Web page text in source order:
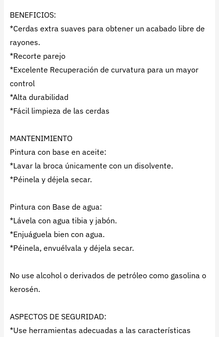
BENEFICIOS:
*Cerdas extra suaves para obtener un acabado libre de
rayones.
*Recorte parejo
*Excelente Recuperación de curvatura para un mayor
control
*Alta durabilidad
*Fácil limpieza de las cerdas
MANTENIMIENTO
Pintura con base en aceite:
*Lavar la broca únicamente con un disolvente.
*Péinela y déjela secar.
Pintura con Base de agua:
*Lávela con agua tibia y jabón.
*Enjuáguela bien con agua.
*Péinela, envuélvala y déjela secar.
No use alcohol o derivados de petróleo como gasolina o
kerosén.
ASPECTOS DE SEGURIDAD:
*Use herramientas adecuadas a las características